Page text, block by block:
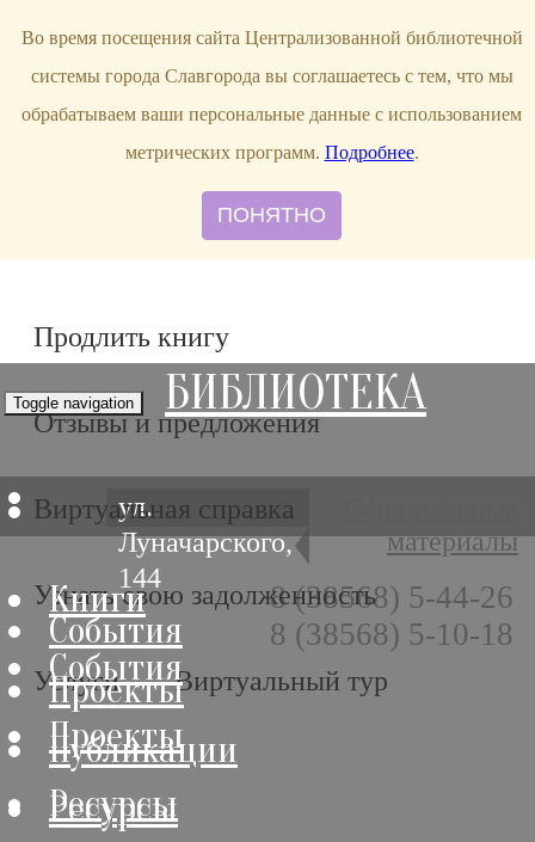
bibl-serv@mail.ru
Продлить книгу
Отзывы и предложения
Виртуальная справка
Узнать свою задолженность
Услуги Виртуальный тур
материалы
ул.
Луначарского,
144
8 (38568) 5-44-26
8 (38568) 5-10-18
Книги
События
Проекты
Публикации
Ресурсы
Toggle navigation БИБЛИОТЕКА
Книги
События
Проекты
Ресурсы
Во время посещения сайта Централизованной библиотечной
системы города Славгорода вы соглашаетесь с тем, что мы
обрабатываем ваши персональные данные с использованием
метрических программ. Подробнее.
ПОНЯТНО